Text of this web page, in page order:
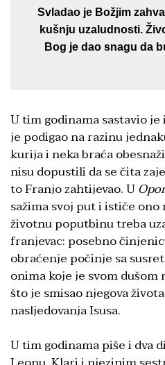
Svladao je Božjim
kušnju uzaludnosti.
Bog je dao snagu da
U tim godinama sastavio je
je podigao na razinu
kurija i neka braća
nisu dopustili da se čita
to Franjo zahtijevao. U
sažima svoj put i ističe ono
životnu poputbinu treba
franjevac: posebno
obraćenje počinje sa
onima koje je svom
što je smisao njegova
nasljedovanja Isusa.
U tim godinama piše i dva